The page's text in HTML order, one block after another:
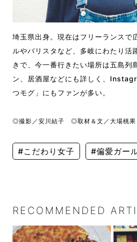
埼玉県出身。現在はフリーランスで
ルやバリスタなど、多岐にわたり活
きで、今一番行きたい場所は五島列
ン、居酒屋などにも詳しく、
つモグ」にもファンが多い。
◎撮影／安川結子 ◎取材＆文／大場桃果
#こだわり女子 #偏愛ガー
RECOMMENDED